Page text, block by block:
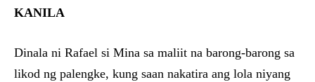
KANILA
Dinala ni Rafael si Mina sa maliit na barong-barong sa
likod ng palengke, kung saan nakatira ang lola niyang